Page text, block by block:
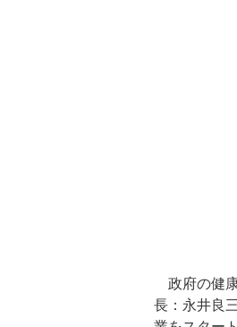
政府の健
長：永井良